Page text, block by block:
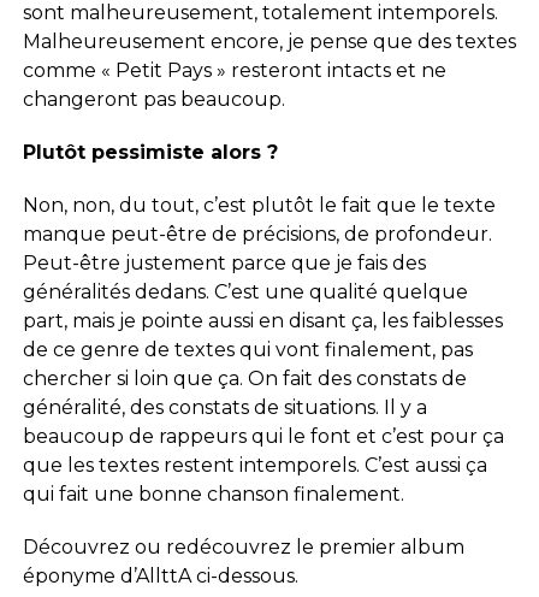
sont malheureusement, totalement intemporels.
Malheureusement encore, je pense que des textes
comme « Petit Pays » resteront intacts et ne
changeront pas beaucoup.
Plutôt pessimiste alors ?
Non, non, du tout, c’est plutôt le fait que le texte
manque peut-être de précisions, de profondeur.
Peut-être justement parce que je fais des
généralités dedans. C’est une qualité quelque
part, mais je pointe aussi en disant ça, les faiblesses
de ce genre de textes qui vont finalement, pas
chercher si loin que ça. On fait des constats de
généralité, des constats de situations. Il y a
beaucoup de rappeurs qui le font et c’est pour ça
que les textes restent intemporels. C’est aussi ça
qui fait une bonne chanson finalement.
Découvrez ou redécouvrez le premier album
éponyme d’AllttA ci-dessous.